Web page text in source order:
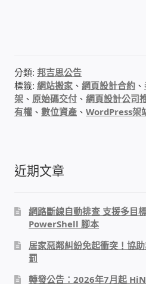
分類:邦吉思公告
標籤:網站搬家 、網頁設計合約 、
架 、 原始碼交付 、網頁設計公司
有權 、數位資產 、WordPress架
近期文章
網路斷線自動排查 支援多目
PowerShell 腳本
居家惡鄰糾紛免起衝突！協
罰
轉發公告：2026年7月起